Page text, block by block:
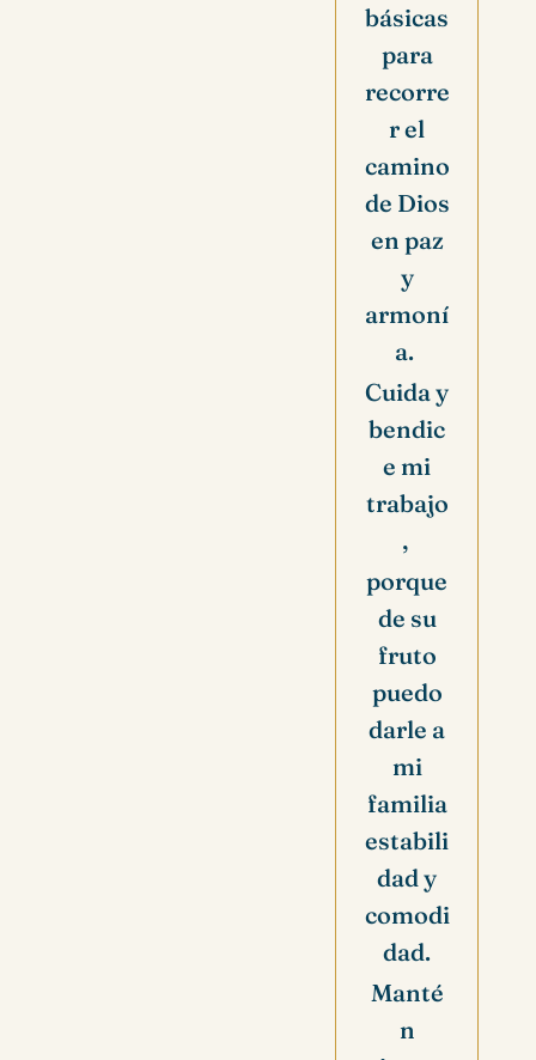
básicas
para
recorre
r el
camino
de Dios
en paz
y
armoní
a.
Cuida y
bendic
e mi
trabajo
,
porque
de su
fruto
puedo
darle a
mi
familia
estabili
dad y
comodi
dad.
Manté
n